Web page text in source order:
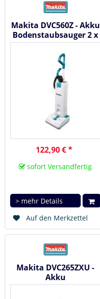
Makita DVC560Z - Akku
Bodenstaubsauger 2 x
18V
122,90 € *
sofort Versandfertig
> mehr Details
Auf den Merkzettel
Makita DVC265ZXU -
Akku
Rucksackstaubsauger